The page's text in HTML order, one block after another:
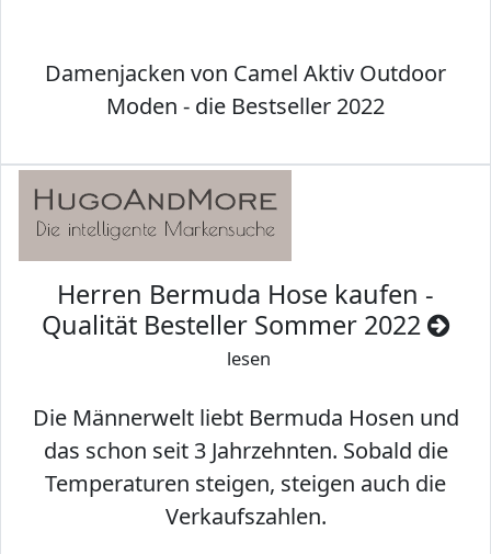
Damenjacken von Camel Aktiv Outdoor
Moden - die Bestseller 2022
Herren Bermuda Hose kaufen -
Qualität Besteller Sommer 2022
lesen
Die Männerwelt liebt Bermuda Hosen und
das schon seit 3 Jahrzehnten. Sobald die
Temperaturen steigen, steigen auch die
Verkaufszahlen.